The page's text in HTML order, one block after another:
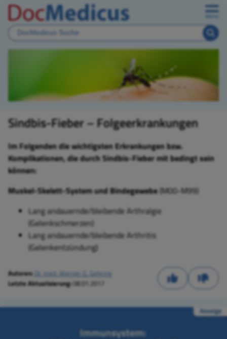
Sindbis-Fieber – Folgeerkrankungen
Im Folgenden die wichtigsten Erkrankungen bzw.
Komplikationen, die durch Sindbis-Fieber mit bedingt sein
können:
Muskel-Skelett-System und Bindegewebe(M00-M99)
Lang andauernde/bleibende Arthralgie
(Gelenkschmerzen)
Lang andauernde/bleibende Arthritis
(Gelenkentzündung)
Autoren: Dr. med. Werner G. Gehring
Letzte Aktualisierung:08.01.2017